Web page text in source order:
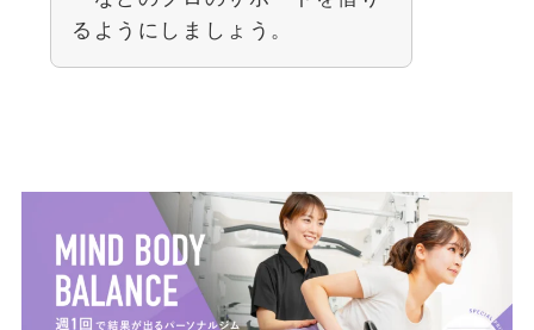
るようにしましょう。